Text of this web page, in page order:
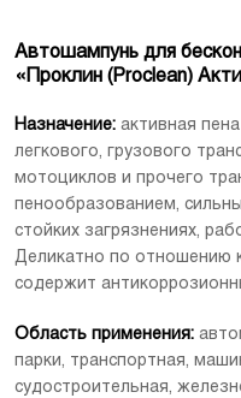
Автошампунь для
«Проклин (Proclean)
Назначение: активная
легкового, грузового
мотоциклов и прочего
пенообразованием,
стойких загрязнениях,
Деликатно по отношению
содержит
Область применения:
парки, транспортная,
судостроительная,
Производитель ООО